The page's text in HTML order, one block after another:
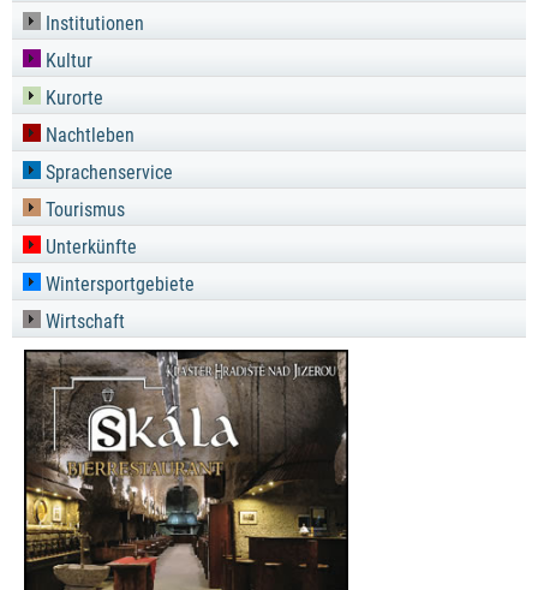
Institutionen
Kultur
Kurorte
Nachtleben
Sprachenservice
Tourismus
Unterkünfte
Wintersportgebiete
Wirtschaft